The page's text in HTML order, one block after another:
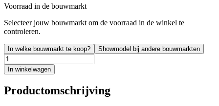
Voorraad in de bouwmarkt
Selecteer jouw bouwmarkt om de voorraad in de winkel te
controleren.
In welke bouwmarkt te koop? Showmodel bij andere bouwmarkten
In winkelwagen
Productomschrijving